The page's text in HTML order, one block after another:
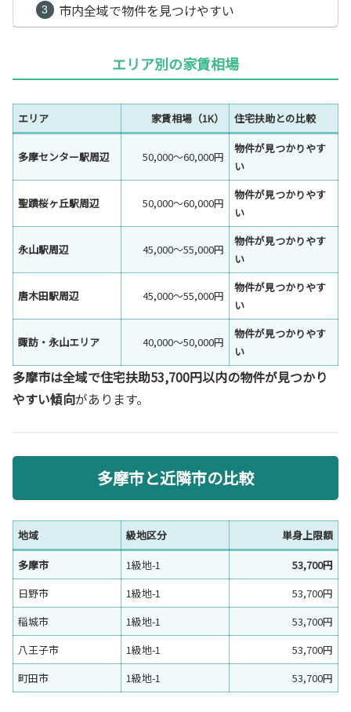
市内全域で物件を見つけやすい
エリア別の家賃相場
エリア 家賃相場（1K） 住宅扶助との比較
多摩センター駅周辺 50,000〜60,000円
物件が見つかりやす
い
聖蹟桜ヶ丘駅周辺 50,000〜60,000円
物件が見つかりやす
い
永山駅周辺 45,000〜55,000円
物件が見つかりやす
い
唐木田駅周辺 45,000〜55,000円
物件が見つかりやす
い
諏訪・永山エリア 40,000〜50,000円
物件が見つかりやす
い
多摩市は全域で住宅扶助53,700円以内の物件が見つかり
やすい傾向があります。
多摩市と近隣市の比較
地域 級地区分
単身上限額
多摩市
1級地-1
53,700円
日野市
1級地-1
53,700円
稲城市
1級地-1
53,700円
八王子市
1級地-1
53,700円
町田市
1級地-1 53,700円